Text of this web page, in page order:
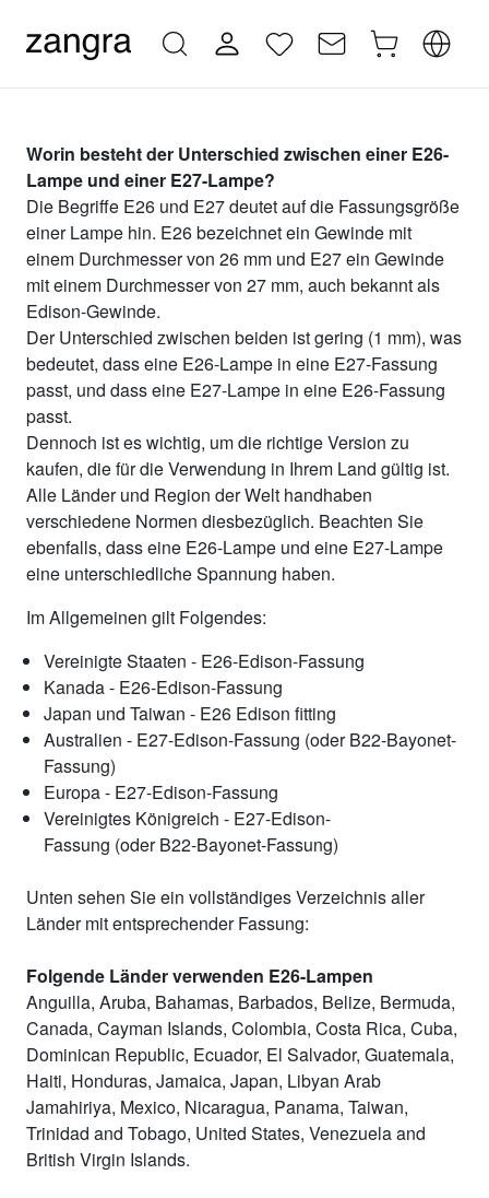
Worin besteht der Unterschied zwischen einer E26-
Lampe und einer E27-Lampe?
Die Begriffe E26 und E27 deutet auf die Fassungsgröße
einer Lampe hin. E26 bezeichnet ein Gewinde mit
einem Durchmesser von 26 mm und E27 ein Gewinde
mit einem Durchmesser von 27 mm, auch bekannt als
Edison-Gewinde.
Der Unterschied zwischen beiden ist gering (1 mm), was
bedeutet, dass eine E26-Lampe in eine E27-Fassung
passt, und dass eine E27-Lampe in eine E26-Fassung
passt.
Dennoch ist es wichtig, um die richtige Version zu
kaufen, die für die Verwendung in Ihrem Land gültig ist.
Alle Länder und Region der Welt handhaben
verschiedene Normen diesbezüglich. Beachten Sie
ebenfalls, dass eine E26-Lampe und eine E27-Lampe
eine unterschiedliche Spannung haben.
Im Allgemeinen gilt Folgendes:
Vereinigte Staaten - E26-Edison-Fassung
Kanada - E26-Edison-Fassung
Japan und Taiwan - E26 Edison fitting
Australien - E27-Edison-Fassung (oder B22-Bayonet-
Fassung)
Europa - E27-Edison-Fassung
Vereinigtes Königreich - E27-Edison-
Fassung (oder B22-Bayonet-Fassung)
Unten sehen Sie ein vollständiges Verzeichnis aller
Länder mit entsprechender Fassung:
Folgende Länder verwenden E26-Lampen
Anguilla, Aruba, Bahamas, Barbados, Belize, Bermuda,
Canada, Cayman Islands, Colombia, Costa Rica, Cuba,
Dominican Republic, Ecuador, El Salvador, Guatemala,
Haiti, Honduras, Jamaica, Japan, Libyan Arab
Jamahiriya, Mexico, Nicaragua, Panama, Taiwan,
Trinidad and Tobago, United States, Venezuela and
British Virgin Islands.